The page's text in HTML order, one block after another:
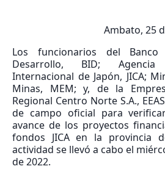
Ambato, 25
Los funcionarios del Banco
Desarrollo, BID;
Internacional de Japón, JICA;
Minas, MEM; y, de la
Regional Centro Norte S.A.,
de campo oficial para
avance de los proyectos
fondos JICA en la provincia
actividad se llevó a cabo el
de 2022.